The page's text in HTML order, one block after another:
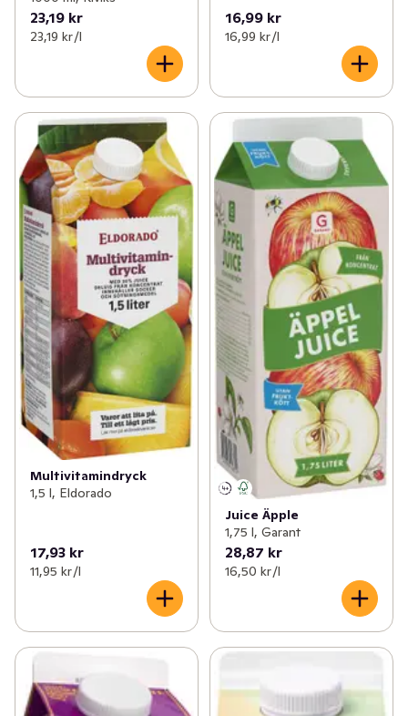
23,19 kr
23,19 kr /l
16,99 kr
16,99 kr /l
Multivitamindryck
1,5 l, Eldorado
17,93 kr
11,95 kr /l
Juice Äpple
1,75 l, Garant
28,87 kr
16,50 kr /l